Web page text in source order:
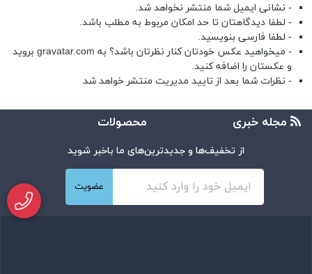
- نشانی ایمیل شما منتشر نخواهد شد.
- لطفا دیدگاهتان تا حد امکان مربوط به مطلب باشد.
- لطفا فارسی بنویسید.
- میخواهید عکس خودتان کنار نظرتان باشد؟ به gravatar.com بروید
و عکستان را اضافه کنید.
- نظرات شما بعد از تایید مدیریت منتشر خواهد شد
مجله خبری محصولات
از تخفیف‌ها و جدیدترین‌های ما باخبر شوید
عضویت